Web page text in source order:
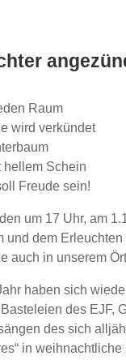
Raum
wird verkündet
hellem Schein
Freude sein!
um 17 Uhr, am
und dem
auch in unserem
haben sich
des EJF,
des sich
in